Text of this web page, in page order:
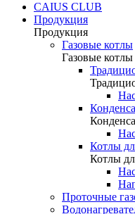
CAIUS CLUB
Продукция
Продукция
Газовые котлы
Газовые котлы
Котлы
Котлы
Проточные